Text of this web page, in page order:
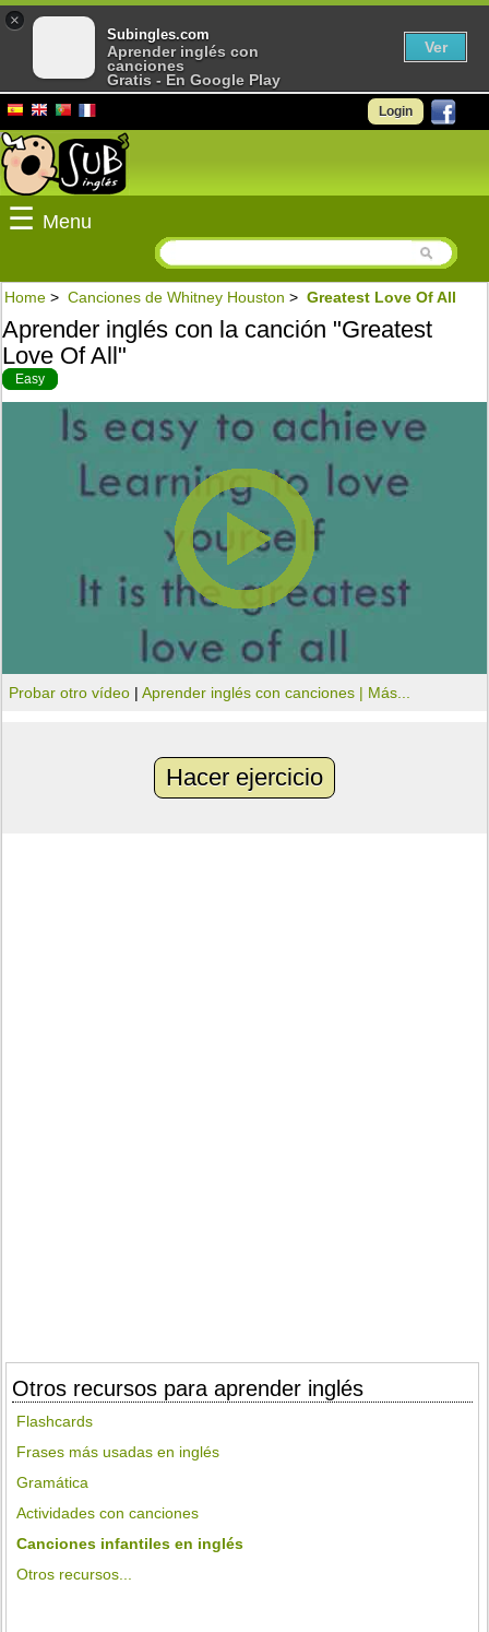
Login
☰ Menu
Home > Canciones de Whitney Houston > Greatest Love Of All
Aprender inglés con la canción "Greatest
Love Of All"
Easy
Probar otro vídeo |Aprender inglés con canciones | Más...
Hacer ejercicio
Otros recursos para aprender inglés
Flashcards
Frases más usadas en inglés
Gramática
Actividades con canciones
Canciones infantiles en inglés
Otros recursos...
×
Subingles.com
Aprender inglés con
canciones
Gratis - En Google Play
Ver